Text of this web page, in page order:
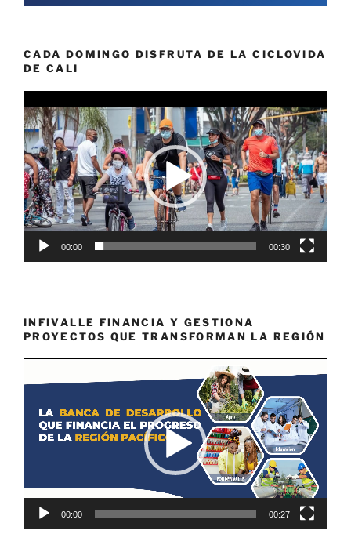
CADA DOMINGO DISFRUTA DE LA CICLOVIDA
DE CALI
de
vídeo
00:00 00:30
INFIVALLE FINANCIA Y GESTIONA
PROYECTOS QUE TRANSFORMAN LA REGIÓN
de
00:00 00:27